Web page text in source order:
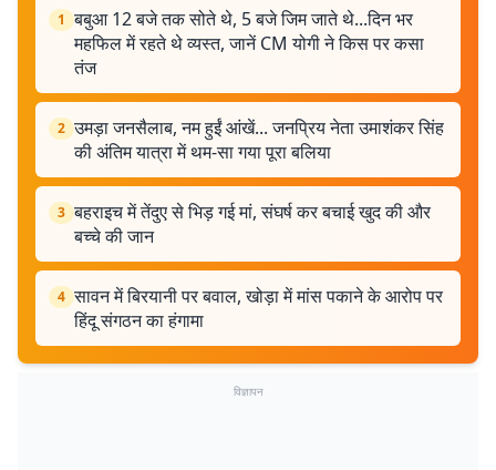
1 बबुआ 12 बजे तक सोते थे, 5 बजे जिम जाते थे...दिन भर
महफिल में रहते थे व्यस्त, जानें CM योगी ने किस पर कसा
तंज
2 उमड़ा जनसैलाब, नम हुईं आंखें... जनप्रिय नेता उमाशंकर सिंह
की अंतिम यात्रा में थम-सा गया पूरा बलिया
3 बहराइच में तेंदुए से भिड़ गई मां, संघर्ष कर बचाई खुद की और
बच्चे की जान
4 सावन में बिरयानी पर बवाल, खोड़ा में मांस पकाने के आरोप पर
हिंदू संगठन का हंगामा
विज्ञापन